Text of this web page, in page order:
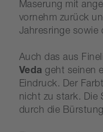
Maserung mit
vornehm zurück
Jahresringe sowie
Auch das aus
Veda geht seinen
Eindruck. Der
nicht zu stark. Die
durch die